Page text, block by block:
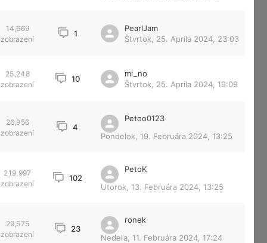
14,669
zobrazení
1
PearlJam
Štvrtok, 25. Apríla 2024, 23:03
25,248
zobrazení
10
mi_no
Štvrtok, 25. Apríla 2024, 19:09
26,956
zobrazení
4
Petoo0123
Pondelok, 19. Februára 2024, 13:25
219,997
zobrazení
102
PetoK
Utorok, 13. Februára 2024, 13:25
29,575
zobrazení
23
ronek
Nedeľa, 11. Februára 2024, 17:24